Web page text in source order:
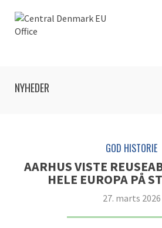
NYHEDER
GOD HISTORIE
AARHUS VISTE
HELE EUROPA PÅ
27. marts 2026